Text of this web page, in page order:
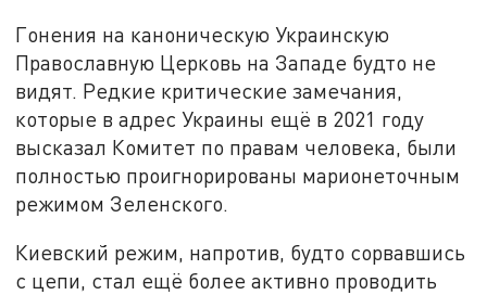
Гонения на каноническую Украинскую
Православную Церковь на Западе будто не
видят. Редкие критические замечания,
которые в адрес Украины ещё в 2021 году
высказал Комитет по правам человека, были
полностью проигнорированы марионеточным
режимом Зеленского.
Киевский режим, напротив, будто сорвавшись
с цепи, стал ещё более активно проводить